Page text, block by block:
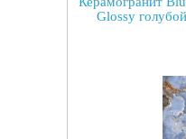
Glossy